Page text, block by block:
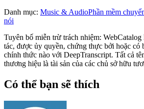
Danh mục: Music & AudioPhần mềm
nói
Tuyên bố miễn trừ trách nhiệm:
tác, được ủy quyền, chứng thực bởi hoặc có
chính thức nào với DeepTranscript. Tất cả
thương hiệu là tài sản của các chủ sở hữu
Có thể bạn sẽ thích